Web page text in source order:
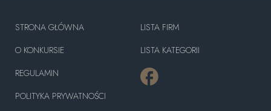
STRONA GŁÓWNA
O KONKURSIE
REGULAMIN
POLITYKA PRYWATNOŚCI
LISTA FIRM
LISTA KATEGORII